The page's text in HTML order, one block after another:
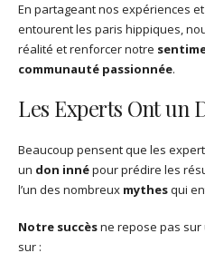
En partageant nos expériences
entourent les paris hippiques,
réalité et renforcer notre
communauté passionnée.
Les Experts Ont un
Beaucoup pensent que les
un don innépour prédire les
l’un des nombreux mythesqui
Notre succèsne repose pas sur
sur :